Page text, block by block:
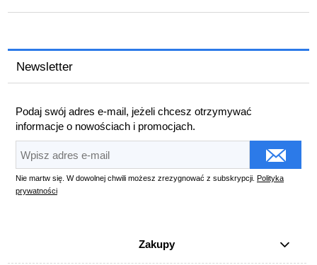
Newsletter
Podaj swój adres e-mail, jeżeli chcesz otrzymywać
informacje o nowościach i promocjach.
Nie martw się. W dowolnej chwili możesz zrezygnować z subskrypcji. Polityka
prywatności
Zakupy